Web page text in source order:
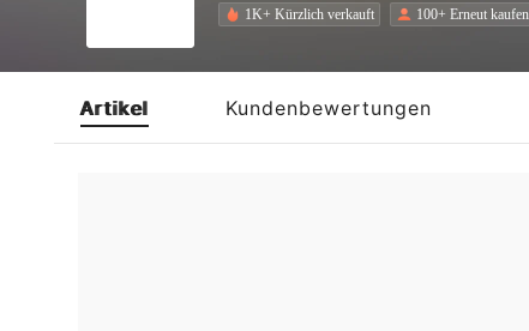
1K+ Kürzlich verkauft 100+ Erneut kaufen
Artikel Kundenbewertungen